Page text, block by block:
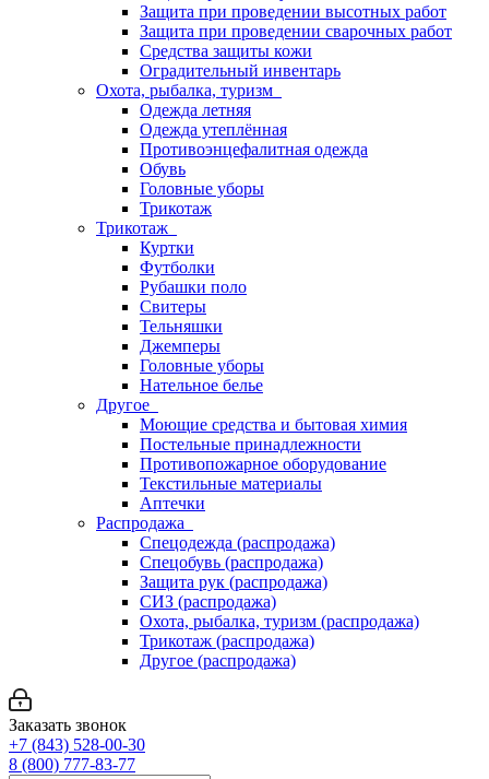
Защита при проведении высотных работ
Защита при проведении сварочных работ
Средства защиты кожи
Оградительный инвентарь
Охота, рыбалка, туризм
Одежда летняя
Одежда утеплённая
Противоэнцефалитная одежда
Обувь
Головные уборы
Трикотаж
Трикотаж
Куртки
Футболки
Рубашки поло
Свитеры
Тельняшки
Джемперы
Головные уборы
Нательное белье
Другое
Моющие средства и бытовая химия
Постельные принадлежности
Противопожарное оборудование
Текстильные материалы
Аптечки
Распродажа
Спецодежда (распродажа)
Спецобувь (распродажа)
Защита рук (распродажа)
СИЗ (распродажа)
Охота, рыбалка, туризм (распродажа)
Трикотаж (распродажа)
Другое (распродажа)
Заказать звонок
+7 (843) 528-00-30
8 (800) 777-83-77